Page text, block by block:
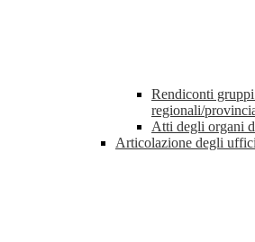
Rendiconti
regionali/
Atti degli organi
Articolazione degli uffici